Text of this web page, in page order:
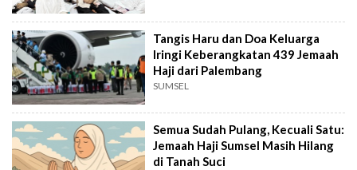
Tangis Haru dan Doa Keluarga
Iringi Keberangkatan 439 Jemaah
Haji dari Palembang
SUMSEL
Semua Sudah Pulang, Kecuali Satu:
Jemaah Haji Sumsel Masih Hilang
di Tanah Suci